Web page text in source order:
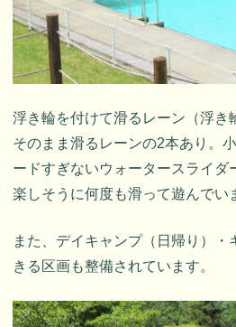
浮き輪を付けて滑るレーン（浮き
そのまま滑るレーンの2本あり。
ードすぎないウォータースライダ
楽しそうに何度も滑って遊んでい
また、デイキャンプ（日帰り）
きる区画も整備されています。